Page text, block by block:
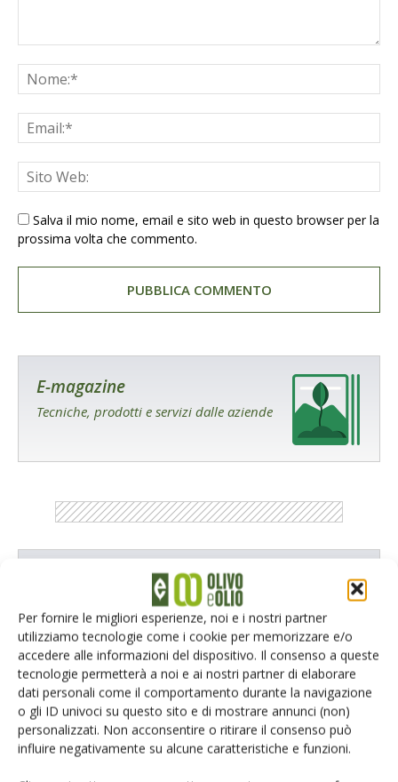
Per fornire le migliori esperienze, noi e i nostri partner
utilizziamo tecnologie come i cookie per memorizzare e/o
accedere alle informazioni del dispositivo. Il consenso a queste
tecnologie permetterà a noi e ai nostri partner di elaborare
dati personali come il comportamento durante la navigazione
o gli ID univoci su questo sito e di mostrare annunci (non)
personalizzati. Non acconsentire o ritirare il consenso può
influire negativamente su alcune caratteristiche e funzioni.
Salva il mio nome, email e sito web in questo browser per la
prossima volta che commento.
E-magazine
Tecniche, prodotti e servizi dalle aziende
Catalogo Aziende e Prodotti
Un modo semplice per cercare un'azienda o un
prodotto!
Cerca adesso